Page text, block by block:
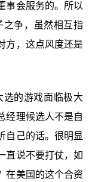
事会服务的。所以
之争，虽然相互指
方，这点风度还是
的游戏面临极大
经理候选人不是自
自己的话。很明显
直说不要打仗，如
在美国的这个合资